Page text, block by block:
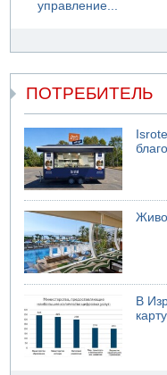
управление...
ПОТРЕБИТЕЛЬ
В